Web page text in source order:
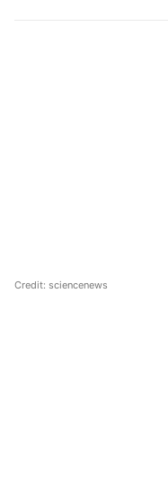
Credit: sciencenews